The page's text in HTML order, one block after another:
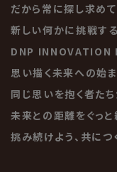
だから常に探し求めて
新しい何かに挑戦する
DNP INNOVATION
思い描く未来への始ま
同じ思いを抱く者た
未来との距離をぐっ
挑み続けよう、共につ